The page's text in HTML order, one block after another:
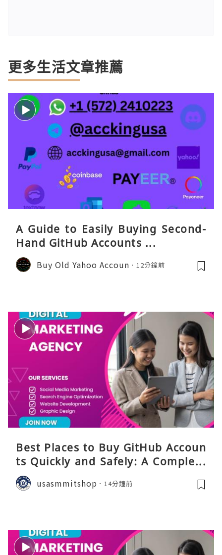
更多生活文章推薦
A Guide to Easily Buying Second-
Hand GitHub Accounts ...
Buy Old Yahoo Accoun 12分鐘前
Best Places to Buy GitHub Accoun
ts Quickly and Safely: A Complete
Guide
usasmmitshop 14分鐘前